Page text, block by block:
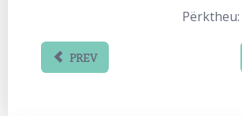
PREV